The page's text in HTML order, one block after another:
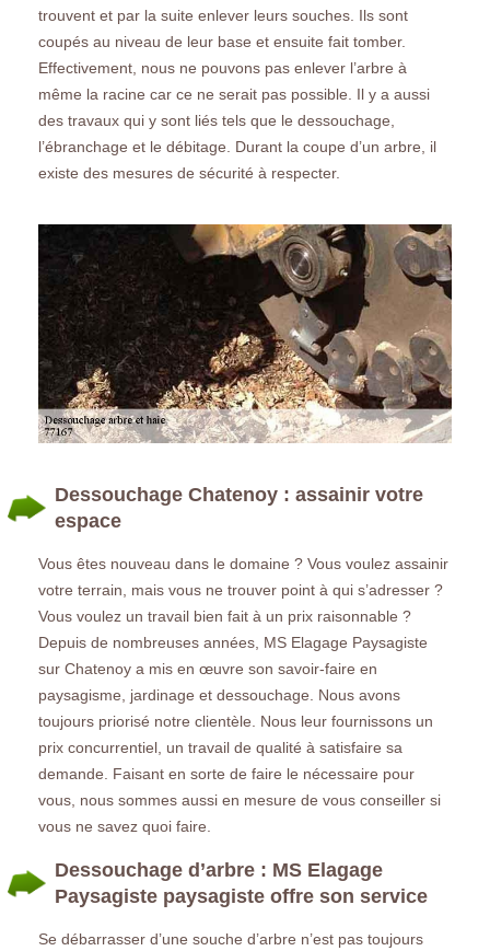
trouvent et par la suite enlever leurs souches. Ils sont
coupés au niveau de leur base et ensuite fait tomber.
Effectivement, nous ne pouvons pas enlever l’arbre à
même la racine car ce ne serait pas possible. Il y a aussi
des travaux qui y sont liés tels que le dessouchage,
l’ébranchage et le débitage. Durant la coupe d’un arbre, il
existe des mesures de sécurité à respecter.
Dessouchage Chatenoy : assainir votre
espace
Vous êtes nouveau dans le domaine ? Vous voulez assainir
votre terrain, mais vous ne trouver point à qui s’adresser ?
Vous voulez un travail bien fait à un prix raisonnable ?
Depuis de nombreuses années, MS Elagage Paysagiste
sur Chatenoy a mis en œuvre son savoir-faire en
paysagisme, jardinage et dessouchage. Nous avons
toujours priorisé notre clientèle. Nous leur fournissons un
prix concurrentiel, un travail de qualité à satisfaire sa
demande. Faisant en sorte de faire le nécessaire pour
vous, nous sommes aussi en mesure de vous conseiller si
vous ne savez quoi faire.
Dessouchage d’arbre : MS Elagage
Paysagiste paysagiste offre son service
Se débarrasser d’une souche d’arbre n’est pas toujours